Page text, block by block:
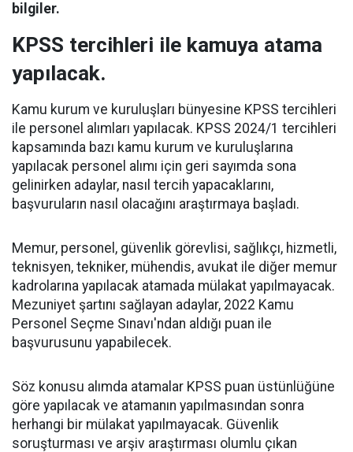
bilgiler.
KPSS tercihleri ile kamuya atama
yapılacak.
Kamu kurum ve kuruluşları bünyesine KPSS tercihleri
ile personel alımları yapılacak. KPSS 2024/1 tercihleri
kapsamında bazı kamu kurum ve kuruluşlarına
yapılacak personel alımı için geri sayımda sona
gelinirken adaylar, nasıl tercih yapacaklarını,
başvuruların nasıl olacağını araştırmaya başladı.
Memur, personel, güvenlik görevlisi, sağlıkçı, hizmetli,
teknisyen, tekniker, mühendis, avukat ile diğer memur
kadrolarına yapılacak atamada mülakat yapılmayacak.
Mezuniyet şartını sağlayan adaylar, 2022 Kamu
Personel Seçme Sınavı'ndan aldığı puan ile
başvurusunu yapabilecek.
Söz konusu alımda atamalar KPSS puan üstünlüğüne
göre yapılacak ve atamanın yapılmasından sonra
herhangi bir mülakat yapılmayacak. Güvenlik
soruşturması ve arşiv araştırması olumlu çıkan